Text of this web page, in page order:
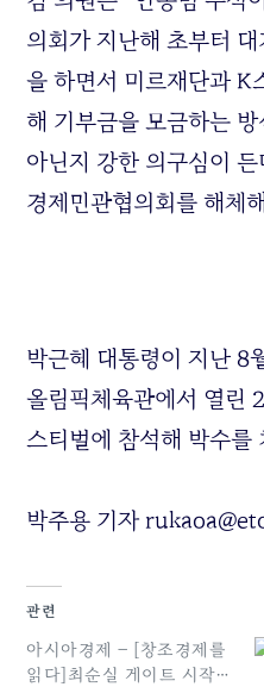
의회가 지난해 초부터
을 하면서 미르재단과 K
해 기부금을 모금하는
아닌지 강한 의구심이
경제민관협의회를 해체
박근혜 대통령이 지난 8
올림픽체육관에서 열린
스티벌에 참석해 박수
박주용 기자
관련
아시아경제 – [창조경제를
읽다]최순실 게이트 시작…